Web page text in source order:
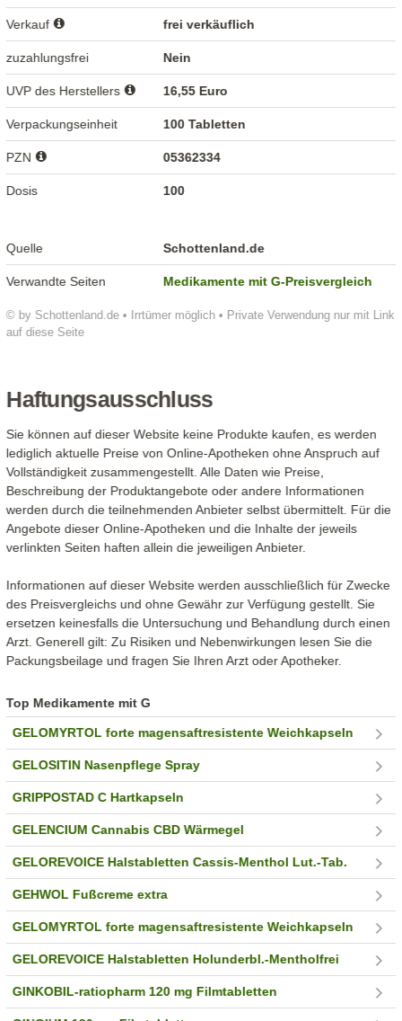
© by Schottenland.de • Irrtümer möglich • Private Verwendung nur mit Link
auf diese Seite
Verkauf frei verkäuflich
zuzahlungsfrei Nein
UVP des Herstellers 16,55 Euro
Verpackungseinheit 100 Tabletten
PZN 05362334
Dosis 100
Quelle Schottenland.de
Verwandte Seiten Medikamente mit G-Preisvergleich
Haftungsausschluss
Sie können auf dieser Website keine Produkte kaufen, es werden
lediglich aktuelle Preise von Online-Apotheken ohne Anspruch auf
Vollständigkeit zusammengestellt. Alle Daten wie Preise,
Beschreibung der Produktangebote oder andere Informationen
werden durch die teilnehmenden Anbieter selbst übermittelt. Für die
Angebote dieser Online-Apotheken und die Inhalte der jeweils
verlinkten Seiten haften allein die jeweiligen Anbieter.
Informationen auf dieser Website werden ausschließlich für Zwecke
des Preisvergleichs und ohne Gewähr zur Verfügung gestellt. Sie
ersetzen keinesfalls die Untersuchung und Behandlung durch einen
Arzt. Generell gilt: Zu Risiken und Nebenwirkungen lesen Sie die
Packungsbeilage und fragen Sie Ihren Arzt oder Apotheker.
Top Medikamente mit G
GELOMYRTOL forte magensaftresistente Weichkapseln
GELOSITIN Nasenpflege Spray
GRIPPOSTAD C Hartkapseln
GELENCIUM Cannabis CBD Wärmegel
GELOREVOICE Halstabletten Cassis-Menthol Lut.-Tab.
GEHWOL Fußcreme extra
GELOMYRTOL forte magensaftresistente Weichkapseln
GELOREVOICE Halstabletten Holunderbl.-Mentholfrei
GINKOBIL-ratiopharm 120 mg Filmtabletten